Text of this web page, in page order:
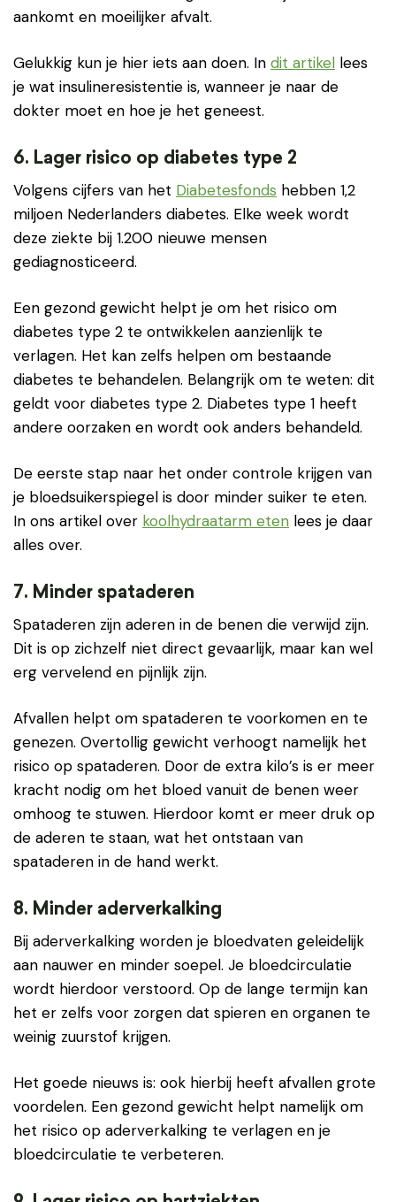
aankomt en moeilijker afvalt.
Gelukkig kun je hier iets aan doen. In dit artikel lees
je wat insulineresistentie is, wanneer je naar de
dokter moet en hoe je het geneest.
6. Lager risico op diabetes type 2
Volgens cijfers van het Diabetesfonds hebben 1,2
miljoen Nederlanders diabetes. Elke week wordt
deze ziekte bij 1.200 nieuwe mensen
gediagnosticeerd.
Een gezond gewicht helpt je om het risico om
diabetes type 2 te ontwikkelen aanzienlijk te
verlagen. Het kan zelfs helpen om bestaande
diabetes te behandelen. Belangrijk om te weten: dit
geldt voor diabetes type 2. Diabetes type 1 heeft
andere oorzaken en wordt ook anders behandeld.
De eerste stap naar het onder controle krijgen van
je bloedsuikerspiegel is door minder suiker te eten.
In ons artikel over koolhydraatarm eten lees je daar
alles over.
7. Minder spataderen
Spataderen zijn aderen in de benen die verwijd zijn.
Dit is op zichzelf niet direct gevaarlijk, maar kan wel
erg vervelend en pijnlijk zijn.
Afvallen helpt om spataderen te voorkomen en te
genezen. Overtollig gewicht verhoogt namelijk het
risico op spataderen. Door de extra kilo’s is er meer
kracht nodig om het bloed vanuit de benen weer
omhoog te stuwen. Hierdoor komt er meer druk op
de aderen te staan, wat het ontstaan van
spataderen in de hand werkt.
8. Minder aderverkalking
Bij aderverkalking worden je bloedvaten geleidelijk
aan nauwer en minder soepel. Je bloedcirculatie
wordt hierdoor verstoord. Op de lange termijn kan
het er zelfs voor zorgen dat spieren en organen te
weinig zuurstof krijgen.
Het goede nieuws is: ook hierbij heeft afvallen grote
voordelen. Een gezond gewicht helpt namelijk om
het risico op aderverkalking te verlagen en je
bloedcirculatie te verbeteren.